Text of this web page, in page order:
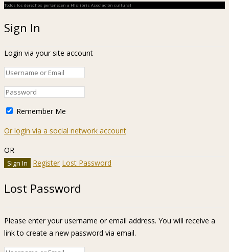
Todos los derechos pertenecen a Hislibris Asociación cultural
Sign In
Login via your site account
Remember Me
Or login via a social network account
OR
Register Lost Password
Lost Password
Please enter your username or email address. You will receive a
link to create a new password via email.